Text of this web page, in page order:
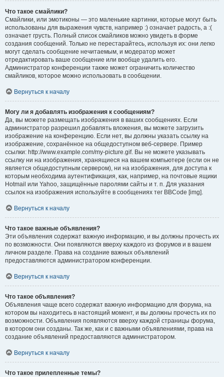
Что такое смайлики?
Смайлики, или эмотиконы — это маленькие картинки, которые могут быть
использованы для выражения чувств, например :) означает радость, а :(
означает грусть. Полный список смайликов можно увидеть в форме
создания сообщений. Только не перестарайтесь, используя их: они легко
могут сделать сообщение нечитаемым, и модератор может
отредактировать ваше сообщение или вообще удалить его.
Администратор конференции также может ограничить количество
смайликов, которое можно использовать в сообщении.
Вернуться к началу
Могу ли я добавлять изображения к сообщениям?
Да, вы можете размещать изображения в ваших сообщениях. Если
администратор разрешил добавлять вложения, вы можете загрузить
изображение на конференцию. Если нет, вы должны указать ссылку на
изображение, сохранённое на общедоступном веб-сервере. Пример
ссылки: http://www.example.com/my-picture.gif. Вы не можете указывать
ссылку ни на изображения, хранящиеся на вашем компьютере (если он не
является общедоступным сервером), ни на изображения, для доступа к
которым необходима аутентификация, как, например, на почтовые ящики
Hotmail или Yahoo, защищённые паролями сайты и т. п. Для указания
ссылок на изображения используйте в сообщениях тег BBCode [img].
Вернуться к началу
Что такое важные объявления?
Эти объявления содержат важную информацию, и вы должны прочесть их
по возможности. Они появляются вверху каждого из форумов и в вашем
личном разделе. Права на создание важных объявлений
предоставляются администратором конференции.
Вернуться к началу
Что такое объявления?
Объявления чаще всего содержат важную информацию для форума, на
котором вы находитесь в настоящий момент, и вы должны прочесть их по
возможности. Объявления появляются вверху каждой страницы форума,
в котором они созданы. Так же, как и с важными объявлениями, права на
создание объявлений предоставляются администратором.
Вернуться к началу
Что такое прилепленные темы?